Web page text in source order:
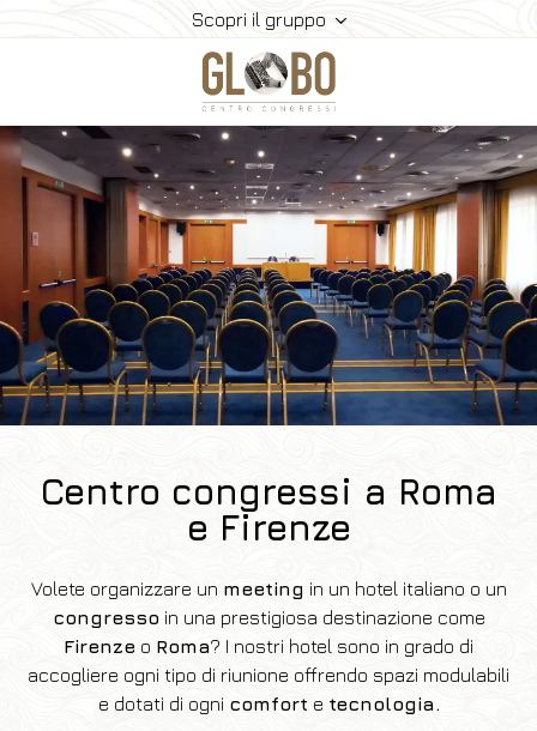
Scopri il gruppo
I Centri Congressi
Congressi
Gallery
Contatti
Centro congressi a Roma
e Firenze
Volete organizzare un meeting in un hotel italiano o un
congressoin una prestigiosa destinazione come
Firenze o Roma? I nostri hotel sono in grado di
accogliere ogni tipo di riunione offrendo spazi modulabili
e dotati di ogni comfort e tecnologia.